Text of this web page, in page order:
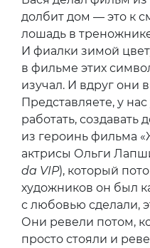
долбит дом — это к
лошадь в
И фиалки зимой
в фильме этих
изучал. И вдруг они
Представляете, у
работать, создавать
из героинь фильма
актрисы Ольги
da VIP), который
художников он был
с любовью сделали,
Они ревели потом,
просто стояли и